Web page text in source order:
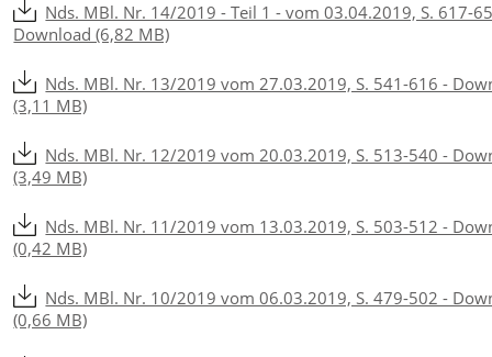
Nds. MBl. Nr. 14/2019 - Teil 1 - vom 03.04.2019, S. 617-
Download (6,82 MB)
Nds. MBl. Nr. 13/2019 vom 27.03.2019, S. 541-616 -
(3,11 MB)
Nds. MBl. Nr. 12/2019 vom 20.03.2019, S. 513-540 -
(3,49 MB)
Nds. MBl. Nr. 11/2019 vom 13.03.2019, S. 503-512 -
(0,42 MB)
Nds. MBl. Nr. 10/2019 vom 06.03.2019, S. 479-502 -
(0,66 MB)